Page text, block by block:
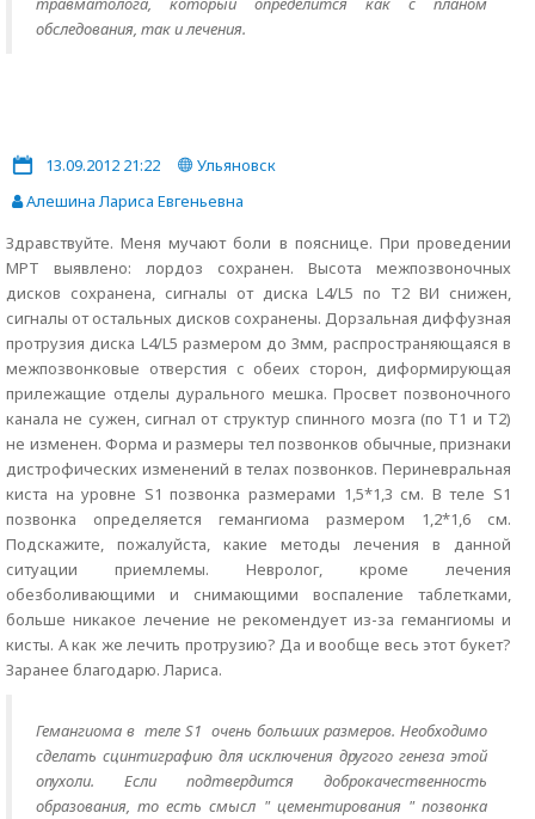
обследования, так и лечения.
13.09.2012 21:22
Ульяновск
Алешина Лариса Евгеньевна
Здравствуйте. Меня мучают боли в пояснице. При проведении
МРТ выявлено: лордоз сохранен. Высота межпозвоночных
дисков сохранена, сигналы от диска L4/L5 по Т2 ВИ снижен,
сигналы от остальных дисков сохранены. Дорзальная диффузная
протрузия диска L4/L5 размером до 3мм, распространяющаяся в
межпозвонковые отверстия с обеих сторон, диформирующая
прилежащие отделы дурального мешка. Просвет позвоночного
канала не сужен, сигнал от структур спинного мозга (по Т1 и Т2)
не изменен. Форма и размеры тел позвонков обычные, признаки
дистрофических изменений в телах позвонков. Периневральная
киста на уровне S1 позвонка размерами 1,5*1,3 см. В теле S1
позвонка определяется гемангиома размером 1,2*1,6 см.
Подскажите, пожалуйста, какие методы лечения в данной
ситуации приемлемы. Невролог, кроме лечения
обезболивающими и снимающими воспаление таблетками,
больше никакое лечение не рекомендует из-за гемангиомы и
кисты. А как же лечить протрузию? Да и вообще весь этот букет?
Заранее благодарю. Лариса.
Гемангиома в теле S1 очень больших размеров. Необходимо
сделать сцинтиграфию для исключения другого генеза этой
опухоли. Если подтвердится доброкачественность
образования, то есть смысл " цементирования " позвонка